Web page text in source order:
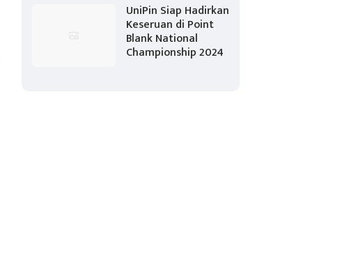
UniPin Siap Hadirkan
Keseruan di Point
Blank National
Championship 2024